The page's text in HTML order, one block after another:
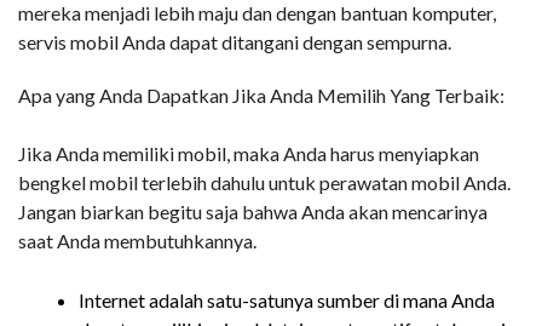
mereka menjadi lebih maju dan dengan bantuan komputer,
servis mobil Anda dapat ditangani dengan sempurna.
Apa yang Anda Dapatkan Jika Anda Memilih Yang Terbaik:
Jika Anda memiliki mobil, maka Anda harus menyiapkan
bengkel mobil terlebih dahulu untuk perawatan mobil Anda.
Jangan biarkan begitu saja bahwa Anda akan mencarinya
saat Anda membutuhkannya.
Internet adalah satu-satunya sumber di mana Anda